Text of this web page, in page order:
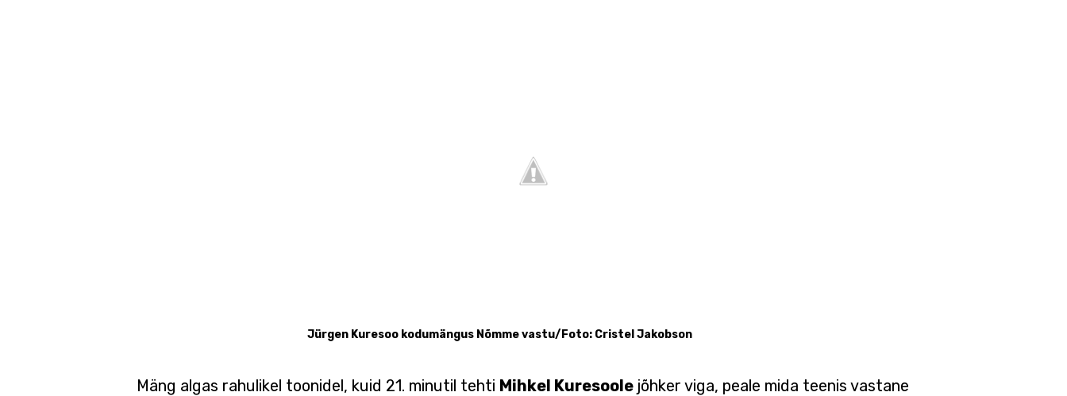
Jürgen Kuresoo kodumängus Nõmme vastu/Foto: Cristel Jakobson
Mäng algas rahulikel toonidel, kuid 21. minutil tehti Mihkel Kuresoole jõhker viga, peale mida teenis vastane